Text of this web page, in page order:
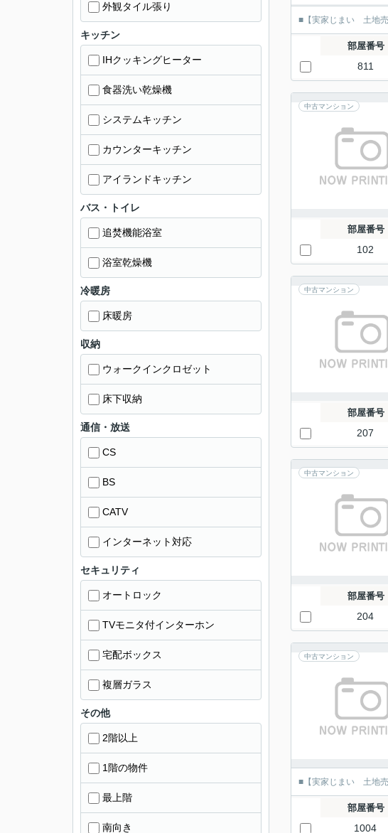
■【実家じまい 土地
部屋番号
811
中古マンション
部屋番号
102
中古マンション
部屋番号
207
中古マンション
部屋番号
204
中古マンション
■【実家じまい 土地
部屋番号
1004
外観タイル張り
キッチン
IHクッキングヒーター
食器洗い乾燥機
システムキッチン
カウンターキッチン
アイランドキッチン
バス・トイレ
追焚機能浴室
浴室乾燥機
冷暖房
床暖房
収納
ウォークインクロゼット
床下収納
通信・放送
CS
BS
CATV
インターネット対応
セキュリティ
オートロック
TVモニタ付インターホン
宅配ボックス
複層ガラス
その他
2階以上
1階の物件
最上階
南向き